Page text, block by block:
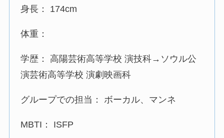
身長： 174cm
体重：
学歴： 高陽芸術高等学校 演技科→ソウル公
演芸術高等学校 演劇映画科
グループでの担当： ボーカル、マンネ
MBTI： ISFP